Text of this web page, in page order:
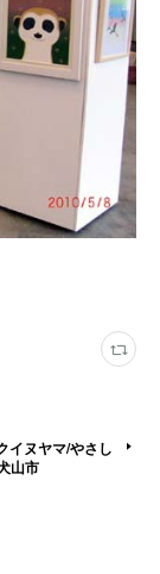
イヌヤマ/やさし
山市